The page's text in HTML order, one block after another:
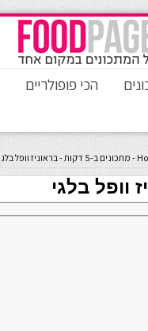
הכי פופולריים
- מתכונים ב-5 דקות -בראוניז וופל
וופל בלגי